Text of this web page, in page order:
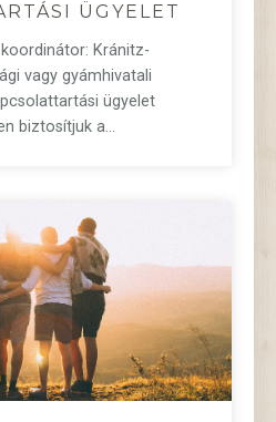
ÜGYELET
Kránitz-
vagy gyámhivatali
ügyelet
biztosítjuk a…